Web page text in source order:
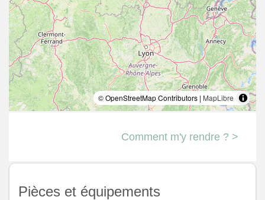
© OpenStreetMap Contributors | MapLibre
Comment m'y rendre ? >
Pièces et équipements